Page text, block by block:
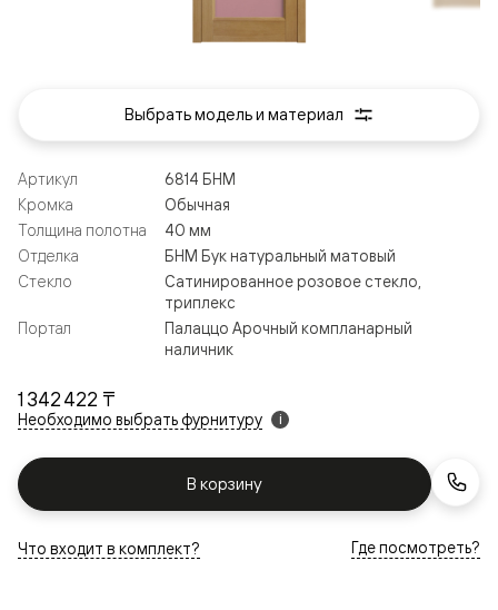
1 342 422 ₸
Необходимо выбрать фурнитуру i
В корзину
Артикул
6814 БНМ
Кромка
Обычная
Толщина полотна
40 мм
Отделка
БНМ Бук натуральный матовый
Стекло
Сатинированное розовое стекло,
триплекс
Портал
Палаццо Арочный компланарный
наличник
Что входит в комплект? Где посмотреть?
Выбрать модель и материал